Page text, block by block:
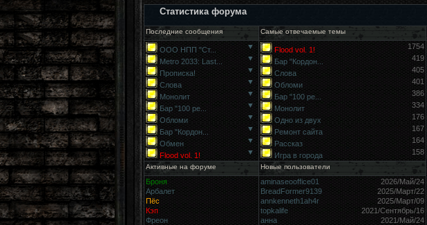
Статистика форума
Последние сообщения Самые отвечаемые темы
ООО НПП "Ст...
▼
Metro 2033: Last...
▼
Прописка!
▼
Слова
▼
Монолит
▼
Бар "100 ре...
▼
Обломи
▼
Бар "Кордон...
▼
Обмен
▼
Flood vol. 1!
▼
Flood vol. 1!
1754
Бар "Кордон...
419
Слова
405
Обломи
401
Бар "100 ре...
386
Монолит
334
Одно из двух
176
Ремонт сайта
167
Рассказ
164
Игра в города
158
Активные на форуме Новые пользователи
Броня
Арбалет
Пёс
Кэп
Фреон
aminaseooffice01
2026/Май/24
BreadFormer9139
2025/Март/22
annkenneth1ah4r
2025/Март/09
topkalife
2021/Сентябрь/16
анна
2021/Май/24